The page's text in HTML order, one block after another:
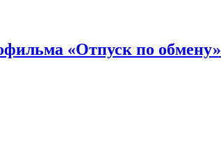
«Отпуск по обмену»